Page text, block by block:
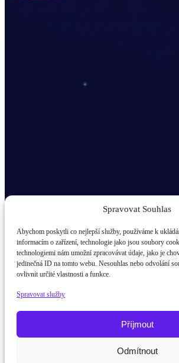
Spravovat Souhlas
Abychom poskytli co nejlepší služby, používáme k
informacím o zařízení, technologie jako jsou soubory
technologiemi nám umožní zpracovávat údaje, jako je
jedinečná ID na tomto webu. Nesouhlas nebo odvolání
ovlivnit určité vlastnosti a funkce.
Spravovat služby
Příjmout
Odmítnout
Odběr novinek popup
E-mail
žák / student
Rodič
Potřebujete poradit?Zeptejte se